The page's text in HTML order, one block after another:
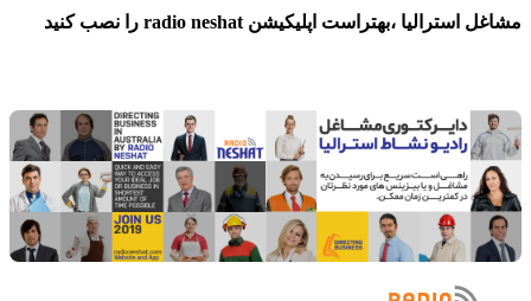
مشاغل استرالیا ،بهتراست اپلیکیشن radio neshat را نصب کنید